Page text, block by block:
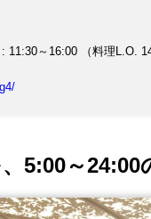
11:30～16:00 （料理L.O.
5:00～24:00